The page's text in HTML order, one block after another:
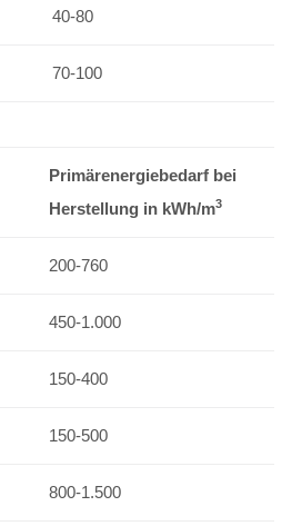
40-80
70-100
Primärenergiebedarf bei
Herstellung in kWh/m3
200-760
450-1.000
150-400
150-500
800-1.500